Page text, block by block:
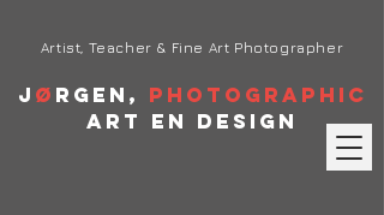
J ø rgen, Photographic
Art en Design
Artist, Teacher & Fine Art Photographer